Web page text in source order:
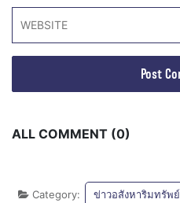
ALL COMMENT (0)
Category: ข่าวอสังหาริมทรัพย์